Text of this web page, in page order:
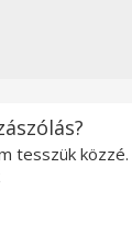
tesszük közzé.